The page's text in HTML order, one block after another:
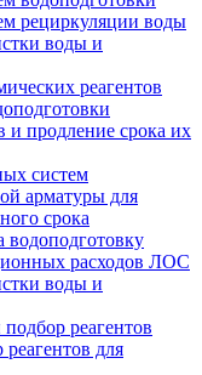
рециркуляции воды
воды и
реагентов
и продление срока их
систем
арматуры для
срока
водоподготовку
расходов ЛОС
воды и
реагентов
для